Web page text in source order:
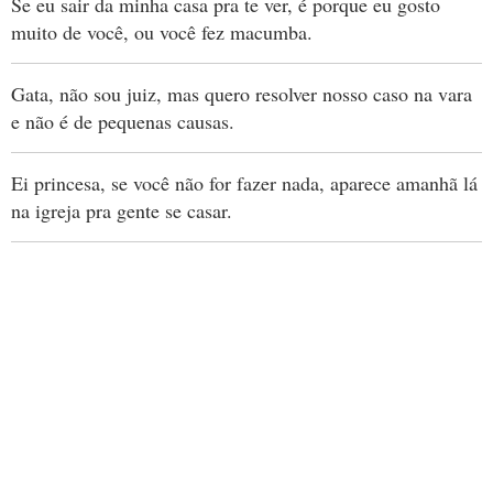
muito de você, ou você fez macumba.
Gata, não sou juiz, mas quero resolver nosso caso na vara
e não é de pequenas causas.
Ei princesa, se você não for fazer nada, aparece amanhã lá
na igreja pra gente se casar.